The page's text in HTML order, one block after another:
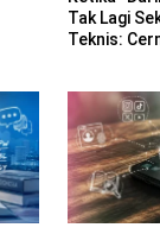
Tak Lagi
Teknis: